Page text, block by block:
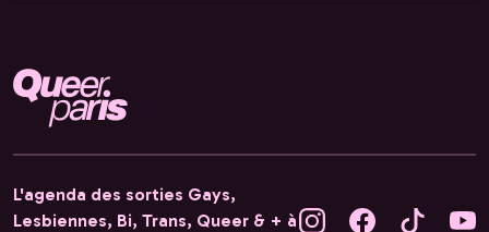
L'agenda des sorties Gays,
Lesbiennes, Bi, Trans, Queer & + à